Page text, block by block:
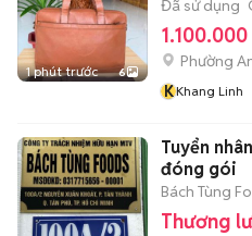
1 phút trước 6
Đã sử dụng
Phường
KKhang Linh
Tuyển nhân
đóng gói
Bách Tùng
Thương